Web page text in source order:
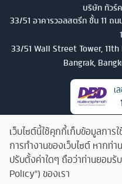
บริษัท ทัวร์
33/51 อาคารวอลสตรีท ชั้น 11 ถ
33/51 Wall Street Tower,
Bangrak,
เ
เว็บไซต์นี้ใช้คุกกี้เก็บข้อมูลกา
การทำงานของเว็บไซต์ หากท่า
ปรับตั้งค่าใดๆ ถือว่าท่านยอมรั
Policy") ของเรา